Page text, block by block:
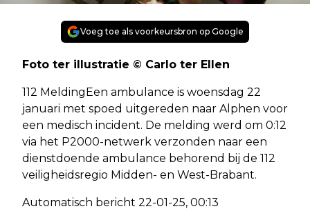
Voeg toe als voorkeursbron op Google
Foto ter illustratie © Carlo ter Ellen
112 MeldingEen ambulance is woensdag 22
januari met spoed uitgereden naar Alphen voor
een medisch incident. De melding werd om 0:12
via het P2000-netwerk verzonden naar een
dienstdoende ambulance behorend bij de 112
veiligheidsregio Midden- en West-Brabant.
Automatisch bericht 22-01-25, 00:13